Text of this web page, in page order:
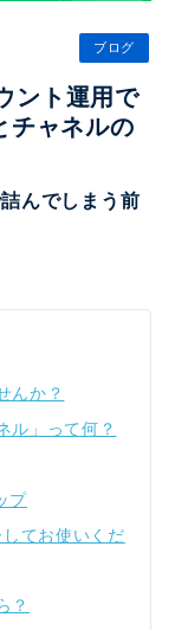
ブログ
ント運用で
チャネルの
んでしまう前
んか？
ル」って何？
プ
てお使いくだ
？